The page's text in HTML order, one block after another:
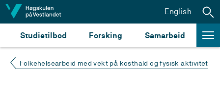
Hopp til innhald
Studietilbod Forsking Samarbeid
English
Folkehelsearbeid med vekt på kosthald og fysisk aktivitet